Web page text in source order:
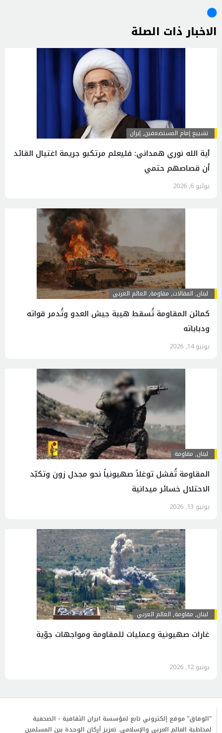
الاخبار ذات الصلة
تشييع إمام المستضعفين,إيران
آية الله نوري همداني: فليعلم مرتكبو جريمة اغتيال القائد
أن قصاصهم حتمي
يوليو 6, 2026
لبنان, المقالات, مقاومة, العالم العربي
كمائن المقاومة تُسقط هيبة جيش العدو وتُدمر قواته
ودباباته
يونيو 14, 2026
لبنان, مقاومة
المقاومة تُفشل توغلاً صهيونياً نحو مجدل زون وتكبّد
الاحتلال خسائر ميدانية
يونيو 13, 2026
لبنان, مقاومة, العالم العربي
غارات صهيونية وعمليات للمقاومة ومواجهات جوّية
يونيو 12, 2026
"الوفاق" موقع إلكتروني تابع لمؤسسة ايران الثقافية - الصحفية
لمخاطبة العالم العربي والإسلامي. تعزيز أركان الوحدة بين المسلمين